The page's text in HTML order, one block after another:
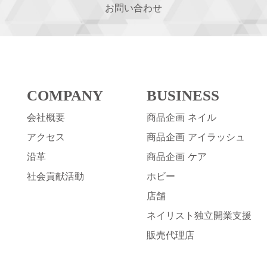
お問い合わせ
COMPANY
会社概要
アクセス
沿革
社会貢献活動
BUSINESS
商品企画 ネイル
商品企画 アイラッシュ
商品企画 ケア
ホビー
店舗
ネイリスト独立開業支援
販売代理店